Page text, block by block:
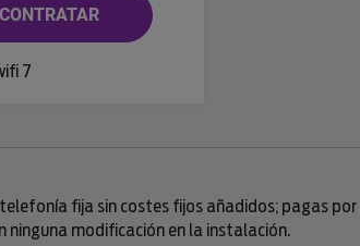
CONTRATAR
7
fija sin costes fijos añadidos; pagas
ninguna modificación en la instalación.